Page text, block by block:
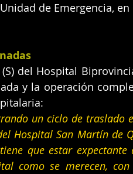
de Emergencia,
del Hospital
y la operación
un ciclo de
Hospital San Martín de
que estar
como se merecen,